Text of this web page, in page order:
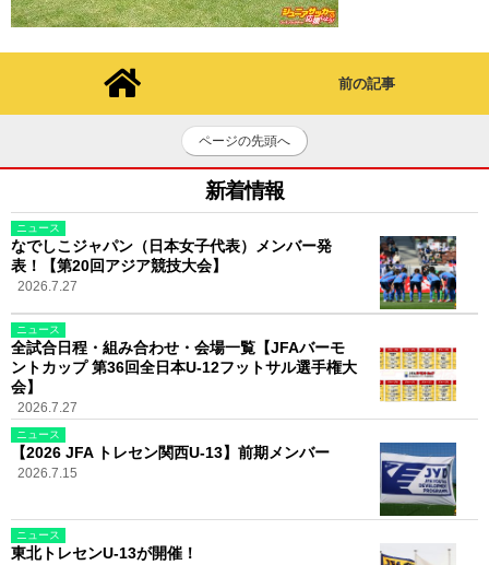
前の記事
ページの先頭へ
新着情報
ニュース
なでしこジャパン（日本女子代表）メンバー発
表！【第20回アジア競技大会】
2026.7.27
ニュース
全試合日程・組み合わせ・会場一覧【JFAバーモ
ントカップ 第36回全日本U-12フットサル選手権大
会】
2026.7.27
ニュース
【2026 JFA トレセン関西U-13】前期メンバー
2026.7.15
ニュース
東北トレセンU-13が開催！